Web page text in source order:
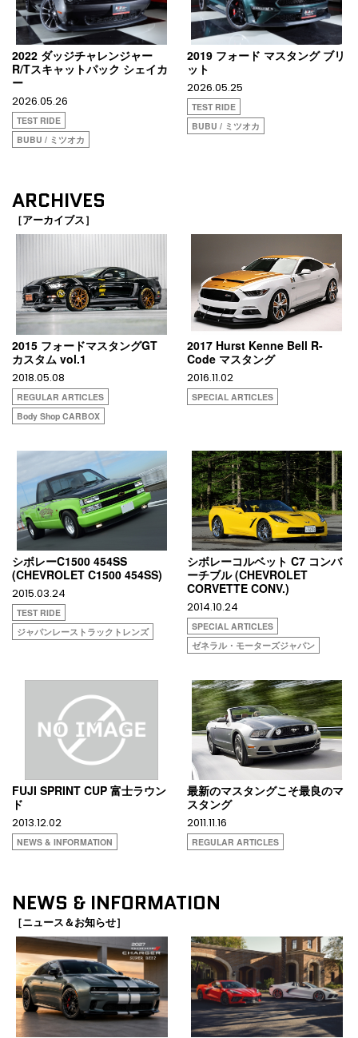
2022 ダッジチャレンジャー
R/Tスキャットパック シェイカ
ー
2026.05.26
TEST RIDE
BUBU / ミツオカ
2019 フォード マスタング ブリ
ット
2026.05.25
TEST RIDE
BUBU / ミツオカ
ARCHIVES
［アーカイブス］
2015 フォードマスタングGT
カスタム vol.1
2018.05.08
REGULAR ARTICLES
Body Shop CARBOX
2017 Hurst Kenne Bell R-
Code マスタング
2016.11.02
SPECIAL ARTICLES
シボレーC1500 454SS
(CHEVROLET C1500 454SS)
2015.03.24
TEST RIDE
ジャパンレーストラックトレンズ
シボレーコルベット C7 コンバ
ーチブル (CHEVROLET
CORVETTE CONV.)
2014.10.24
SPECIAL ARTICLES
ゼネラル・モーターズジャパン
FUJI SPRINT CUP 富士ラウン
ド
2013.12.02
NEWS & INFORMATION
最新のマスタングこそ最良のマ
スタング
2011.11.16
REGULAR ARTICLES
NEWS & INFORMATION
［ニュース＆お知らせ］